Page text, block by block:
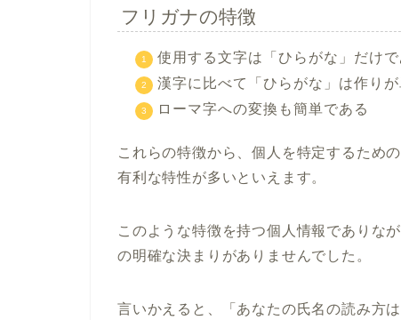
フリガナの特徴
使用する文字は「ひらがな」だけ
漢字に比べて「ひらがな」は作り
ローマ字への変換も簡単である
これらの特徴から、個人を特定するため
有利な特性が多いといえます。
このような特徴を持つ個人情報でありな
の明確な決まりがありませんでした。
言いかえると、「あなたの氏名の読み方